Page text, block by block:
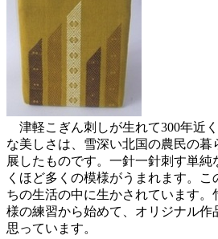
津軽こぎん刺しが生れて300年近
な美しさは、雪深い北国の農民の暮
展したものです。一針一針刺す単
くほど多くの模様がうまれます。
ちの生活の中に生かされています。
様の練習から始めて、オリジナル作
思っています。